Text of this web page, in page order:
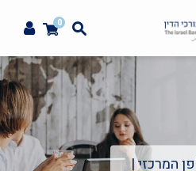
0
המרכזי |